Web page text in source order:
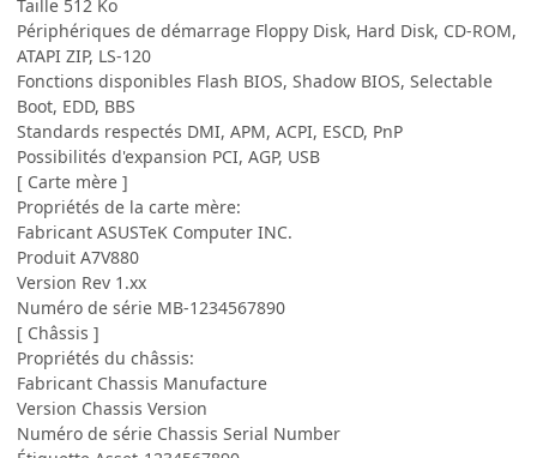
Taille 512 Ko
Périphériques de démarrage Floppy Disk, Hard Disk, CD-ROM,
ATAPI ZIP, LS-120
Fonctions disponibles Flash BIOS, Shadow BIOS, Selectable
Boot, EDD, BBS
Standards respectés DMI, APM, ACPI, ESCD, PnP
Possibilités d'expansion PCI, AGP, USB
[ Carte mère ]
Propriétés de la carte mère:
Fabricant ASUSTeK Computer INC.
Produit A7V880
Version Rev 1.xx
Numéro de série MB-1234567890
[ Châssis ]
Propriétés du châssis:
Fabricant Chassis Manufacture
Version Chassis Version
Numéro de série Chassis Serial Number